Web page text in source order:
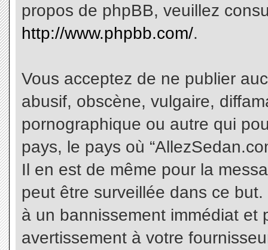
propos de phpBB, veuillez
http://www.phpbb.com/.
Vous acceptez de ne publier
abusif, obscène, vulgaire,
pornographique ou autre qui
pays, le pays où
Il en est de même pour la
peut être surveillée dans ce
à un bannissement immédiat et
avertissement à votre